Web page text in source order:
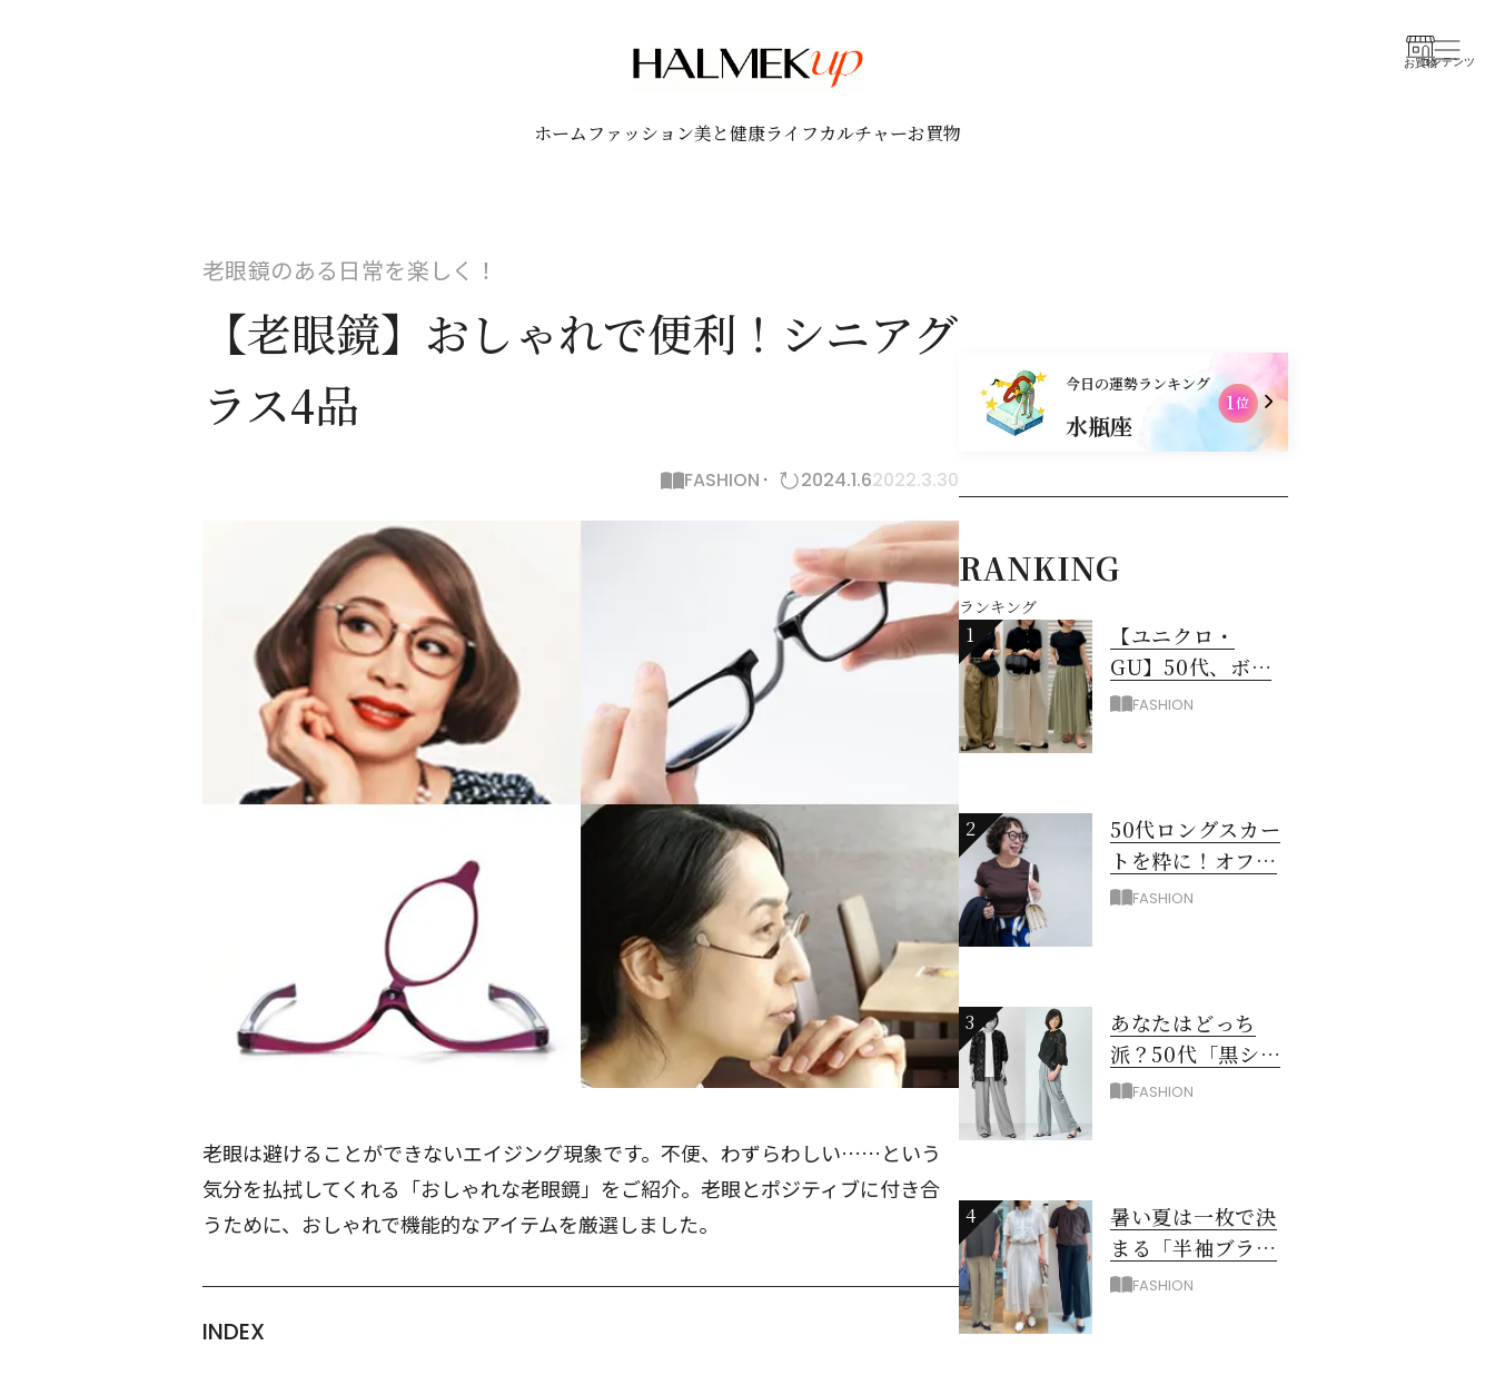
お買物コンテンツ
ホーム ファッション美と健康ライフカルチャーお買物
老眼鏡のある日常を楽しく！
【老眼鏡】おしゃれで便利！シニアグ
ラス4品
FASHION 2024.1.62022.3.30
老眼は避けることができないエイジング現象です。不便、わずらわしい……という
気分を払拭してくれる「おしゃれな老眼鏡」をご紹介。老眼とポジティブに付き合
うために、おしゃれで機能的なアイテムを厳選しました。
INDEX
今日の運勢ランキング
水瓶座
乙女座
1
2位
RANKING
ランキング
1
【ユニクロ・
GU】50代、ボト
ムスに迷ったら！
FASHION
2
50代ロングスカー
トを粋に！オフィ
ス＆お出掛けに映
FASHION
3
あなたはどっち
派？50代「黒シア
ー×ユニクロワイ
FASHION
4
暑い夏は一枚で決
まる「半袖ブラウ
ス＆シャツ」で時
FASHION